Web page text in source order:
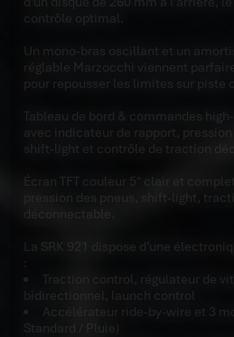
Un mono-bras oscillant et un
réglable Marzocchi viennent
Tableau de bord & commandes
avec indicateur de rapport,
Écran TFT couleur 5″ clair et
pression des pneus, shift-light,
La SRK 921 dispose d’une
Traction control, régulateur de vitesse, shifter
bidirectionnel, launch control
Standard / Pluie)